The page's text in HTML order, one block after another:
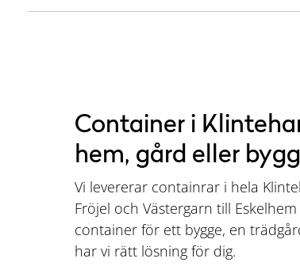
Container i
hem, gård eller
Vi levererar containrar i hela
Fröjel och Västergarn till
container för ett bygge, en
har vi rätt lösning för dig.